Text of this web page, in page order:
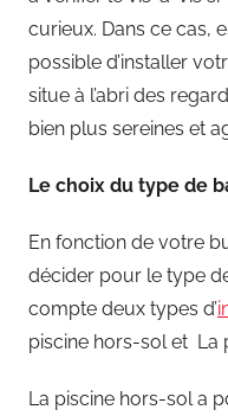
curieux. Dans ce cas,
possible d’installer
situe à l’abri des
bien plus sereines et
Le choix du type de
En fonction de votre
décider pour le type
compte deux types d’
piscine hors-sol et La
La piscine hors-sol a